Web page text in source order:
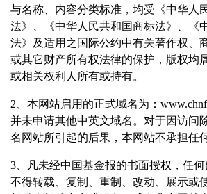
与名称、内容分类标准，均受《中华人
法》、《中华人民共和国商标法》、《
法》及适用之国际公约中有关著作权、
或其它财产所有权法律的保护，版权均
或相关权利人所有或持有。
2、本网站启用的正式域名为：
并未申请其他中英文域名。对于因访问
名网站所引起的后果，本网站不承担任
3、凡未经中国基金报的书面授权，任
不得转载、复制、重制、改动、展示或